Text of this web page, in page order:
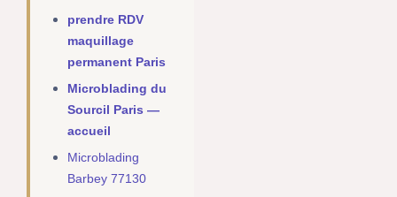
prendre RDV
maquillage
permanent Paris
Microblading du
Sourcil Paris —
accueil
Microblading
Barbey 77130